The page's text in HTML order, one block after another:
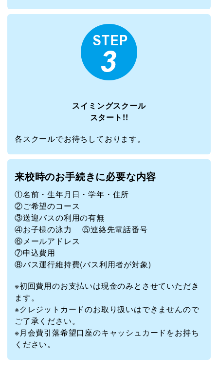
スイミングスクール
スタート!!
各スクールでお待ちしております。
来校時のお手続きに必要な内容
①名前・生年月日・学年・住所
②ご希望のコース
③送迎バスの利用の有無
④お子様の泳力 ⑤連絡先電話番号
⑥メールアドレス
⑦申込費用
⑧バス運行維持費(バス利用者が対象)
※初回費用のお支払いは現金のみとさせていただき
ます。
※クレジットカードのお取り扱いはできませんので
ご了承ください。
※月会費引落希望口座のキャッシュカードをお持ち
ください。